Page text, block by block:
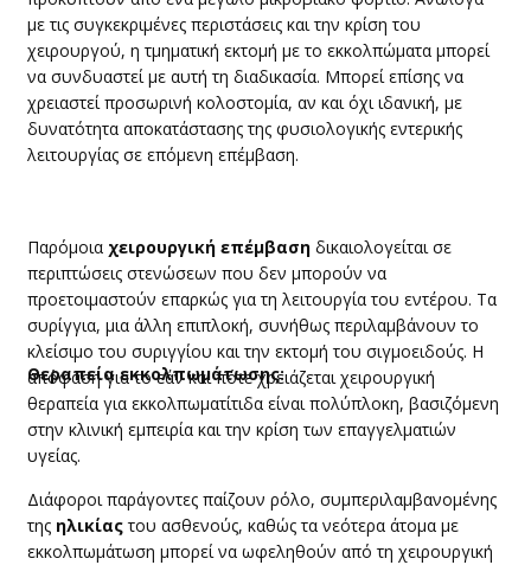
​Θεραπεία εκκολπωμάτωσης:
με τις συγκεκριμένες περιστάσεις και την κρίση του
χειρουργού, η τμηματική εκτομή με το εκκολπώματα μπορεί
να συνδυαστεί με αυτή τη διαδικασία. Μπορεί επίσης να
χρειαστεί προσωρινή κολοστομία, αν και όχι ιδανική, με
δυνατότητα αποκατάστασης της φυσιολογικής εντερικής
λειτουργίας σε επόμενη επέμβαση.
​Παρόμοια χειρουργική επέμβαση δικαιολογείται σε
περιπτώσεις στενώσεων που δεν μπορούν να
προετοιμαστούν επαρκώς για τη λειτουργία του εντέρου. Τα
συρίγγια, μια άλλη επιπλοκή, συνήθως περιλαμβάνουν το
κλείσιμο του συριγγίου και την εκτομή του σιγμοειδούς. Η
απόφαση για το εάν και πότε χρειάζεται χειρουργική
θεραπεία για εκκολπωματίτιδα είναι πολύπλοκη, βασιζόμενη
στην κλινική εμπειρία και την κρίση των επαγγελματιών
υγείας.
​Διάφοροι παράγοντες παίζουν ρόλο, συμπεριλαμβανομένης
της ηλικίαςτου ασθενούς, καθώς τα νεότερα άτομα με
εκκολπωμάτωση μπορεί να ωφεληθούν από τη χειρουργική